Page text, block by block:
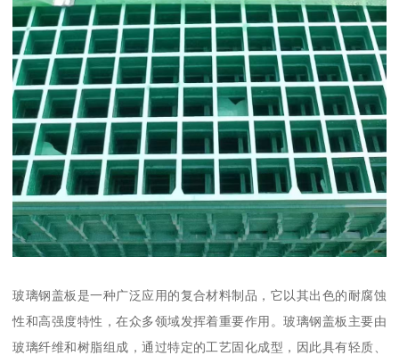
玻璃钢盖板是一种广泛应用的复合材料制品，它以其出色的耐腐蚀
性和高强度特性，在众多领域发挥着重要作用。玻璃钢盖板主要由
玻璃纤维和树脂组成，通过特定的工艺固化成型，因此具有轻质、